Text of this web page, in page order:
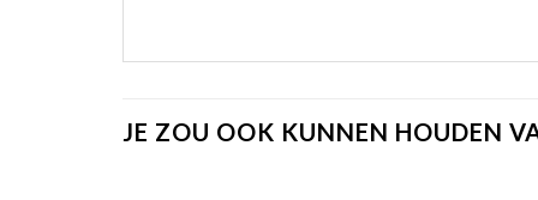
JE ZOU OOK KUNNEN HOUDEN